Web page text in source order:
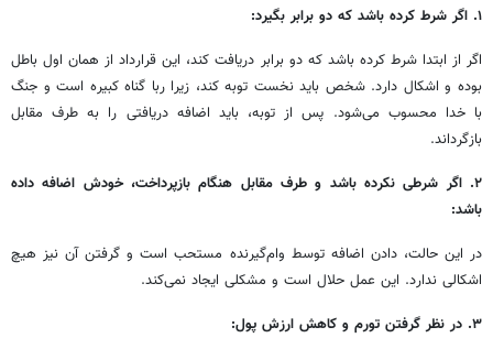
۱. اگر شرط کرده باشد که دو برابر بگیرد:
اگر از ابتدا شرط کرده باشد که دو برابر دریافت کند، این قرارداد از همان اول باطل
بوده و اشکال دارد. شخص باید نخست توبه کند، زیرا ربا گناه کبیره است و جنگ
با خدا محسوب می‌شود. پس از توبه، باید اضافه دریافتی را به طرف مقابل
بازگرداند.
۲. اگر شرطی نکرده باشد و طرف مقابل هنگام بازپرداخت، خودش اضافه داده
باشد:
در این حالت، دادن اضافه توسط وام‌گیرنده مستحب است و گرفتن آن نیز هیچ
اشکالی ندارد. این عمل حلال است و مشکلی ایجاد نمی‌کند.
۳. در نظر گرفتن تورم و کاهش ارزش پول: